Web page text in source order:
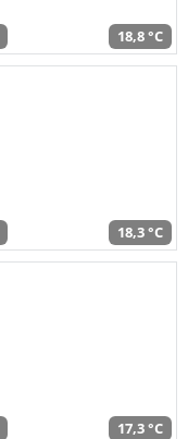
18,8 °C
18,3 °C
17,3 °C